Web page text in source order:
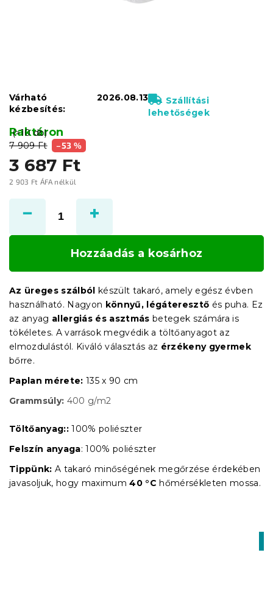
7 909 Ft –53 %
3 687 Ft
2 903 Ft ÁFA nélkül
Raktáron
(>10 db)
Várható
kézbesítés:
2026.08.13
Szállítási
lehetőségek
Hozzáadás a kosárhoz
Az üreges szálból készült takaró, amely egész évben
használható. Nagyon könnyű, légáteresztő és puha. Ez
az anyag allergiás és asztmás betegek számára is
tökéletes. A varrások megvédik a töltőanyagot az
elmozdulástól. Kiváló választás az érzékeny gyermek
bőrre.
Paplan mérete: 135 x 90 cm
Grammsúly: 400 g/m2
Töltőanyag:: 100% poliészter
Felszín anyaga: 100% poliészter
Tippünk: A takaró minőségének megőrzése érdekében
javasoljuk, hogy maximum40 °C hőmérsékleten mossa.